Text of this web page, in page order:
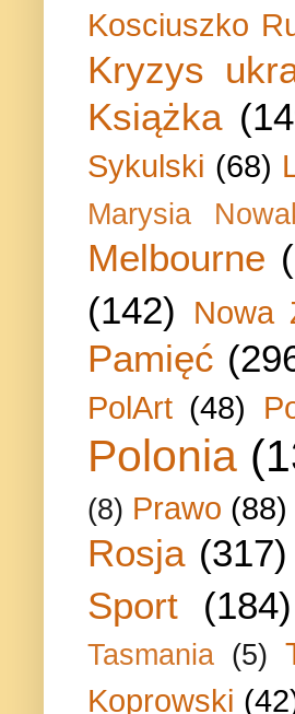
Kosciuszko
Kryzys
Książka
Sykulski (68)
Marysia
Melbourne
(142) Nowa
Pamięć
PolArt (48)
Polonia
(8) Prawo (88)
Rosja (317)
Sport (184)
Tasmania (5)
Koprowski